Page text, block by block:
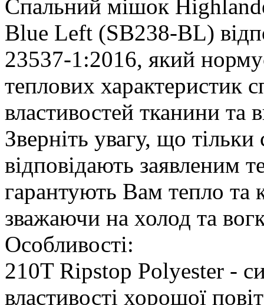
Спальний мішок
Blue Left (SB238-BL)
23537-1:2016, який
теплових характеристик
властивостей тканини та
Зверніть увагу, що
відповідають заявленим
гарантують Вам тепло та
зважаючи на холод та
Особливості:
210T Ripstop Polyester -
властивості хорошої